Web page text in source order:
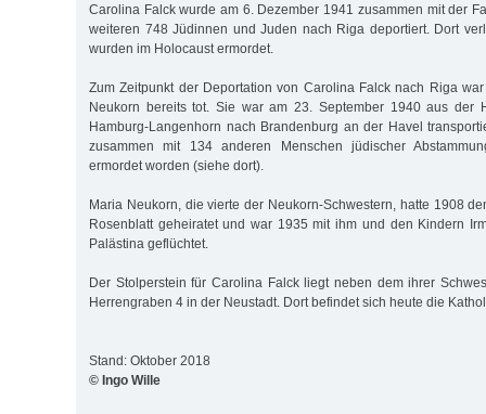
Carolina Falck wurde am 6. Dezember 1941 zusammen mit der
weiteren 748 Jüdinnen und Juden nach Riga deportiert. Dort
wurden im Holocaust ermordet.
Zum Zeitpunkt der Deportation von Carolina Falck nach Riga
Neukorn bereits tot. Sie war am 23. September 1940 aus der
Hamburg-Langenhorn nach Brandenburg an der Havel
zusammen mit 134 anderen Menschen jüdischer
ermordet worden (siehe dort).
Maria Neukorn, die vierte der Neukorn-Schwestern, hatte 1908
Rosenblatt geheiratet und war 1935 mit ihm und den Kindern
Palästina geflüchtet.
Der Stolperstein für Carolina Falck liegt neben dem ihrer
Herrengraben 4 in der Neustadt. Dort befindet sich heute die
Stand: Oktober 2018
© Ingo Wille